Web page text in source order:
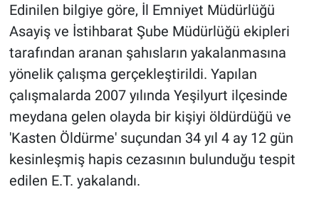
Edinilen bilgiye göre, İl Emniyet Müdürlüğü
Asayiş ve İstihbarat Şube Müdürlüğü ekipleri
tarafından aranan şahısların yakalanmasına
yönelik çalışma gerçekleştirildi. Yapılan
çalışmalarda 2007 yılında Yeşilyurt ilçesinde
meydana gelen olayda bir kişiyi öldürdüğü ve
'Kasten Öldürme' suçundan 34 yıl 4 ay 12 gün
kesinleşmiş hapis cezasının bulunduğu tespit
edilen E.T. yakalandı.